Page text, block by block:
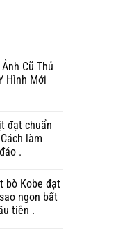
Cũ Thủ
Hình Mới
đạt chuẩn
làm
.
bò Kobe đạt
ngon bất
tiên .